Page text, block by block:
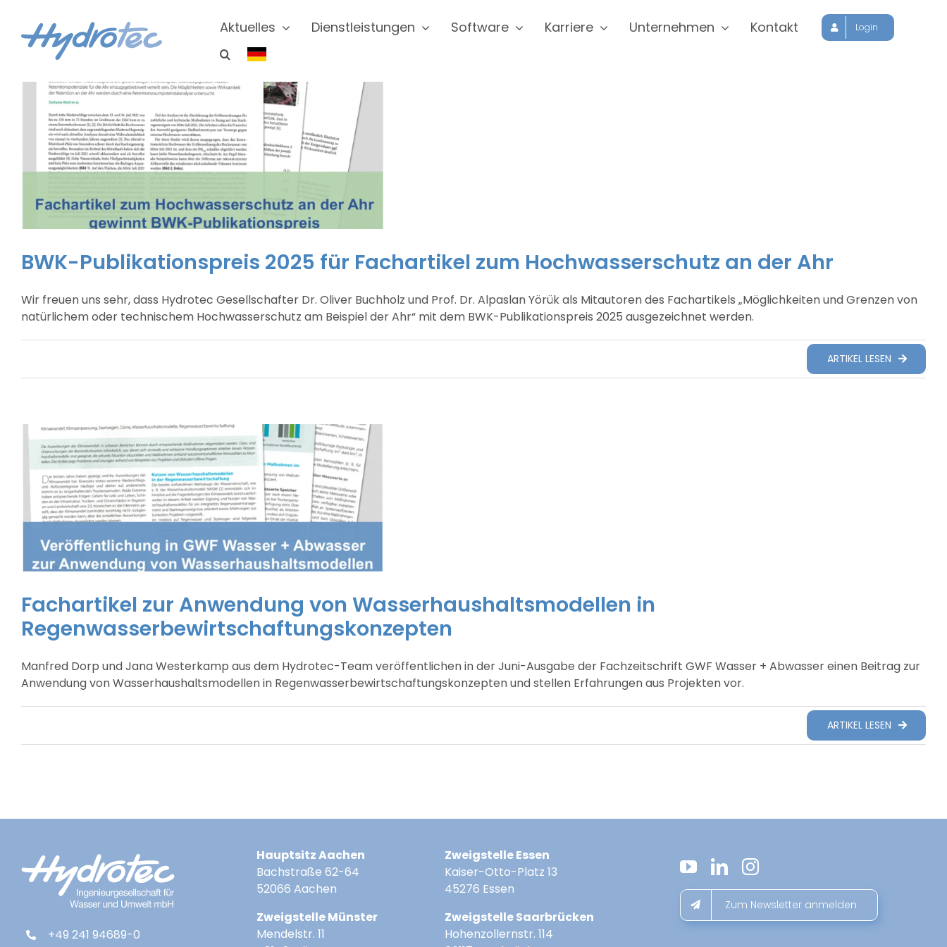
springen
Aktuelles Dienstleistungen Software Karriere Unternehmen Kontakt Login
BWK-Publikationspreis 2025 für Fachartikel zum Hochwasserschutz an der Ahr
Wir freuen uns sehr, dass Hydrotec Gesellschafter Dr. Oliver Buchholz und Prof. Dr. Alpaslan Yörük als Mitautoren des Fachartikels „Möglichkeiten und Grenzen von
natürlichem oder technischem Hochwasserschutz am Beispiel der Ahr“ mit dem BWK-Publikationspreis 2025 ausgezeichnet werden.
ARTIKEL LESEN
Fachartikel zur Anwendung von Wasserhaushaltsmodellen in
Regenwasserbewirtschaftungskonzepten
Manfred Dorp und Jana Westerkamp aus dem Hydrotec-Team veröffentlichen in der Juni-Ausgabe der Fachzeitschrift GWF Wasser + Abwasser einen Beitrag zur
Anwendung von Wasserhaushaltsmodellen in Regenwasserbewirtschaftungskonzepten und stellen Erfahrungen aus Projekten vor.
ARTIKEL LESEN
+49 241 94689-0
Hauptsitz Aachen
Bachstraße 62-64
52066 Aachen
Zweigstelle Münster
Mendelstr. 11
Zweigstelle Essen
Kaiser-Otto-Platz 13
45276 Essen
Zweigstelle Saarbrücken
Hohenzollernstr. 114
Zum Newsletter anmelden